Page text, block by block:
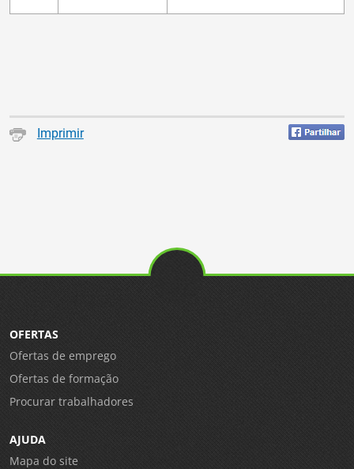
Imprimir
OFERTAS
Ofertas de emprego
Ofertas de formação
Procurar trabalhadores
AJUDA
Mapa do site